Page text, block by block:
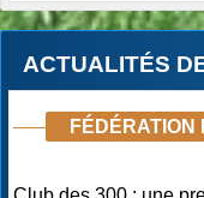
ACTUALITÉS